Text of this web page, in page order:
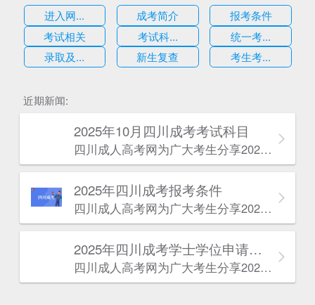
进入网...
成考简介
报考条件
考试相关
考试科...
统一考...
录取及...
新生复查 考生考...
近期新闻:
2025年10月四川成考考试科目
四川成人高考网​为广大考生分享2025年10月四川成考考试科目。为广大在职人员和社会人士提供学历提升的机会。更多四川成考考试信息，欢迎在线访问四川成人高考网。
2025年‌‌‌‌四川成考报考条件
四川成人高考网​为广大考生分享2025年‌‌‌‌四川成考报考条件。为广大在职人员和社会人士提供学历提升的机会。更多四川成考考试信息，欢迎在线访问四川成人高考网。
2025年‌‌‌‌四川成考学士学位申请条件
四川成人高考网​为广大考生分享2025年‌‌‌‌四川成考学士学位申请条件。为广大在职人员和社会人士提供学历提升的机会。更多四川成考考试信息，欢迎在线访问四川成人高考网。